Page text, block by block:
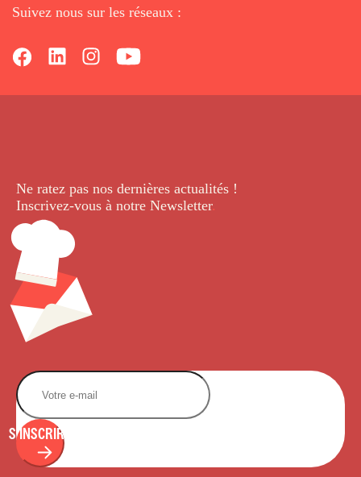
Suivez nous sur les réseaux :
Ne ratez pas nos dernières actualités !
Inscrivez-vous à notre Newsletter.
S'INSCRIRE